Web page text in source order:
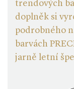
trendových
doplněk si
podrobného
barvách
jarně letní